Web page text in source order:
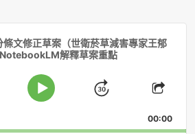
文修正草案（世衛菸草減害專家王郁
解釋草案重點
Play
Jump
Forward
Share
00:00